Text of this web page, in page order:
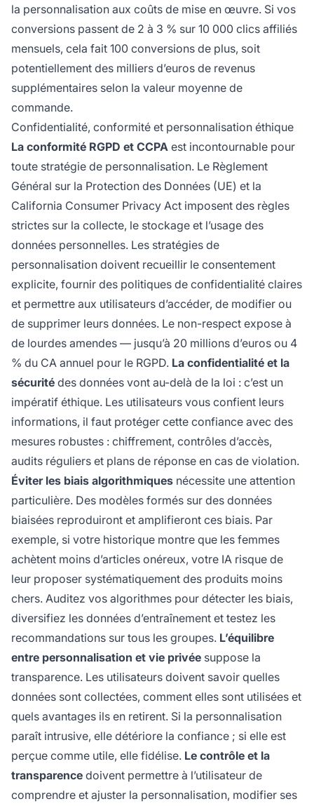
la personnalisation aux coûts de mise en œuvre. Si vos
conversions passent de 2 à 3 % sur 10 000 clics affiliés
mensuels, cela fait 100 conversions de plus, soit
potentiellement des milliers d’euros de revenus
supplémentaires selon la valeur moyenne de
commande.
Confidentialité, conformité et personnalisation éthique
La conformité RGPD et CCPA est incontournable pour
toute stratégie de personnalisation. Le Règlement
Général sur la Protection des Données (UE) et la
California Consumer Privacy Act imposent des règles
strictes sur la collecte, le stockage et l’usage des
données personnelles. Les stratégies de
personnalisation doivent recueillir le consentement
explicite, fournir des politiques de confidentialité claires
et permettre aux utilisateurs d’accéder, de modifier ou
de supprimer leurs données. Le non-respect expose à
de lourdes amendes — jusqu’à 20 millions d’euros ou 4
% du CA annuel pour le RGPD. La confidentialité et la
sécurité des données vont au-delà de la loi : c’est un
impératif éthique. Les utilisateurs vous confient leurs
informations, il faut protéger cette confiance avec des
mesures robustes : chiffrement, contrôles d’accès,
audits réguliers et plans de réponse en cas de violation.
Éviter les biais algorithmiques nécessite une attention
particulière. Des modèles formés sur des données
biaisées reproduiront et amplifieront ces biais. Par
exemple, si votre historique montre que les femmes
achètent moins d’articles onéreux, votre IA risque de
leur proposer systématiquement des produits moins
chers. Auditez vos algorithmes pour détecter les biais,
diversifiez les données d’entraînement et testez les
recommandations sur tous les groupes. L’équilibre
entre personnalisation et vie privée suppose la
transparence. Les utilisateurs doivent savoir quelles
données sont collectées, comment elles sont utilisées et
quels avantages ils en retirent. Si la personnalisation
paraît intrusive, elle détériore la confiance ; si elle est
perçue comme utile, elle fidélise. Le contrôle et la
transparence doivent permettre à l’utilisateur de
comprendre et ajuster la personnalisation, modifier ses